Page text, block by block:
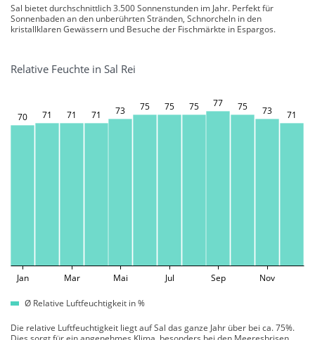
Sal bietet durchschnittlich 3.500 Sonnenstunden im Jahr. Perfekt für
Sonnenbaden an den unberührten Stränden, Schnorcheln in den
kristallklaren Gewässern und Besuche der Fischmärkte in Espargos.
Relative Feuchte in Sal Rei
70 71 71 71 73 75 75 75 77 75 73 71
Jan Mar Mai Jul Sep Nov
Ø Relative Luftfeuchtigkeit in %
Die relative Luftfeuchtigkeit liegt auf Sal das ganze Jahr über bei ca. 75%.